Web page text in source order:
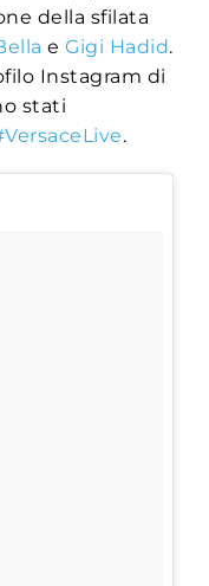
della sfilata
eGigi Hadid.
Instagram di
stati
.